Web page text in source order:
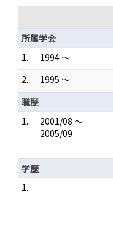
所属学会
1.
1994 ～
2.
1995 ～
職歴
1.
2001/08 ～
2005/09
学歴
1.